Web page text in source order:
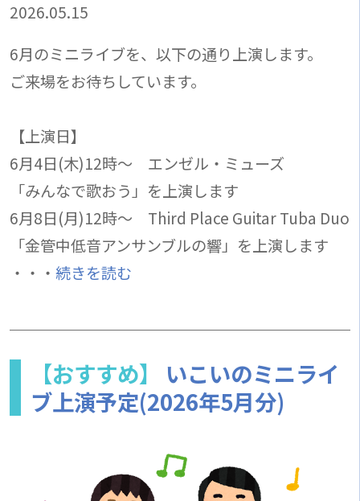
2026.05.15
6月のミニライブを、以下の通り上演します。
ご来場をお待ちしています。
【上演日】
6月4日(木)12時～ エンゼル・ミューズ
「みんなで歌おう」を上演します
6月8日(月)12時～ Third Place Guitar Tuba Duo
「金管中低音アンサンブルの響」を上演します
・・・ 続きを読む
【おすすめ】
いこいのミニライ
ブ上演予定(2026年5月分)